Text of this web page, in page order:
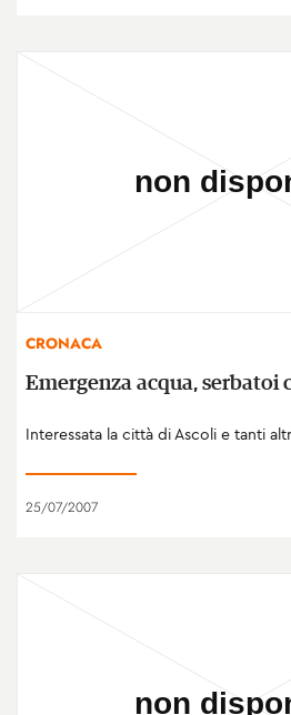
CRONACA
Emergenza acqua, serbatoi
Interessata la città di Ascoli e tanti
25/07/2007